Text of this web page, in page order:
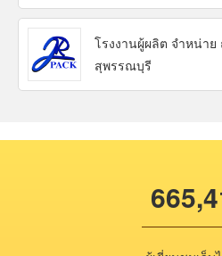
โรงงานผู้ผลิต จำหน่าย
สุพรรณบุรี